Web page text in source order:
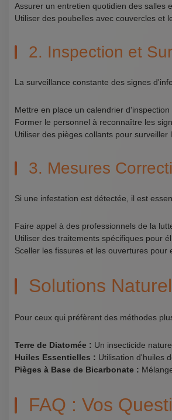
Assurer un entretien quotidien des salles
Utiliser des poubelles avec couvercles et
2. Inspection et
La surveillance constante des signes
Mettre en place un calendrier d'inspection
Former le personnel à reconnaître les
Utiliser des pièges collants pour surveiller
3. Mesures
Si une infestation est détectée, il est
Faire appel à des professionnels de la
Utiliser des traitements spécifiques pour
Sceller les fissures et les ouvertures pour
Solutions
Pour ceux qui préfèrent des méthodes
Terre de Diatomée : Un insecticide
Huiles Essentielles : Utilisation d'huiles
Pièges à Base de Bicarbonate :
FAQ : Vos